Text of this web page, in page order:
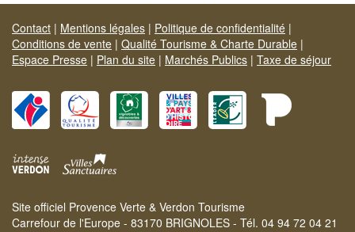
Contact | Mentions légales | Politique de confidentialité |
Conditions de vente | Qualité Tourisme & Charte Durable |
Espace Presse | Plan du site | Marchés Publics | Taxe de séjour
Site officiel Provence Verte & Verdon Tourisme
Carrefour de l'Europe - 83170 BRIGNOLES - Tél. 04 94 72 04 21